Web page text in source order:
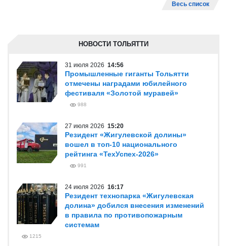
Весь список
НОВОСТИ ТОЛЬЯТТИ
31 июля 2026 14:56
Промышленные гиганты Тольятти
отмечены наградами юбилейного
фестиваля «Золотой муравей»
988
27 июля 2026 15:20
Резидент «Жигулевской долины»
вошел в топ-10 национального
рейтинга «ТехУспех-2026»
991
24 июля 2026 16:17
Резидент технопарка «Жигулевская
долина» добился внесения изменений
в правила по противопожарным
системам
1215